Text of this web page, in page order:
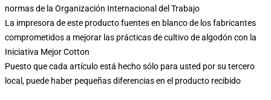
normas de la Organización Internacional del Trabajo
La impresora de este producto fuentes en blanco de los fabricantes
comprometidos a mejorar las prácticas de cultivo de algodón con la
Iniciativa Mejor Cotton
Puesto que cada artículo está hecho sólo para usted por su tercero
local, puede haber pequeñas diferencias en el producto recibido